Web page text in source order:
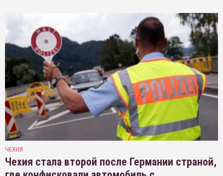
ЧЕХИЯ
Чехия стала второй после Германии страной,